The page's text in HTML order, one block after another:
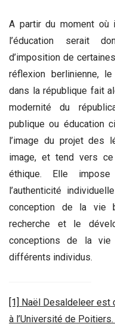
A partir du moment où
l’éducation serait
d’imposition de
réflexion berlinienne,
dans la république fait
modernité du
publique ou éducation
l’image du projet des
image, et tend vers
éthique. Elle
l’authenticité
conception de la vie
recherche et le
conceptions de la vie
différents individus.
[1]
Naël Desaldeleer est
à l’Université de